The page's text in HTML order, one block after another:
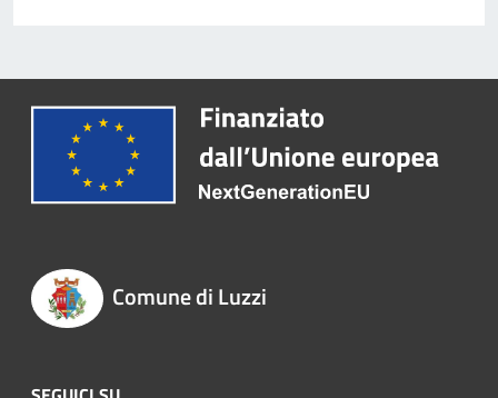
Comune di Luzzi